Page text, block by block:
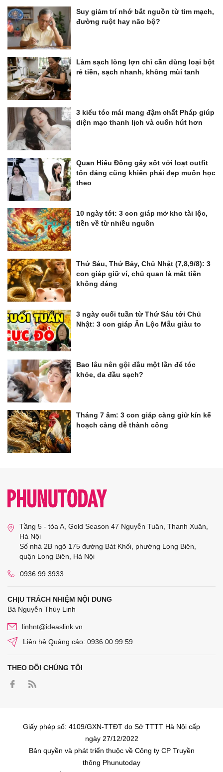
Suy giảm trí nhớ bắt nguồn từ tim mạch,
đường ruột hay não bộ?
Làm sạch lòng lợn chỉ cần dùng loại bột
rẻ tiền, sạch nhanh, không mùi tanh
3 kiểu tóc mái mang đậm chất Pháp giúp
diện mạo thanh lịch và cuốn hút hơn
Quan Hiểu Đồng gây sốt với loạt outfit
tôn dáng cũng khiến phái đẹp muốn học
theo
10 ngày tới: 3 con giáp mở kho tài lộc,
tiền về từ nhiều nguồn
Thứ Sáu, Thứ Bảy, Chủ Nhật (7,8,9/8): 3
con giáp giữ ví, chủ quan là mất tiền
không đáng
3 ngày cuối tuần từ Thứ Sáu tới Chủ
Nhật: 3 con giáp Ăn Lộc Mẫu giàu to
Bao lâu nên gội đầu một lần để tóc
khỏe, da đầu sạch?
Tháng 7 âm: 3 con giáp càng giữ kín kế
hoạch càng dễ thành công
Tầng 5 - tòa A, Gold Season 47 Nguyễn Tuân, Thanh Xuân,
Hà Nội
Số nhà 2B ngõ 175 đường Bát Khối, phường Long Biên,
quận Long Biên, Hà Nội
0936 99 3933
CHỊU TRÁCH NHIỆM NỘI DUNG
Bà Nguyễn Thùy Linh
linhnt@ideaslink.vn
Liên hệ Quảng cáo: 0936 00 99 59
THEO DÕI CHÚNG TÔI
Giấy phép số: 4109/GXN-TTĐT do Sở TTTT Hà Nội cấp
ngày 27/12/2022
Bản quyền và phát triển thuộc về Công ty CP Truyền
thông Phunutoday